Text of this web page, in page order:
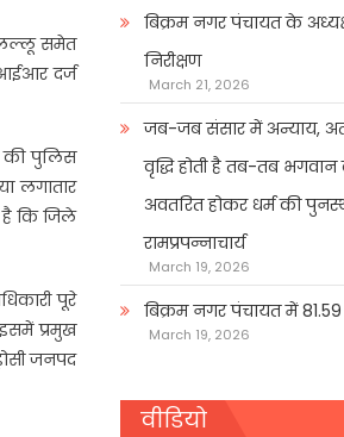
लल्लू समेत
दर्ज
की पुलिस
लगातार
है कि जिले
पूरे
प्रमुख
जनपद
बिक्रम नगर पंचायत के
निरीक्षण
March 21, 2026
जब-जब संसार में अन्याय,
वृद्धि होती है तब-तब
अवतरित होकर धर्म की
रामप्रपन्नाचार्य
March 19, 2026
बिक्रम नगर पंचायत में
March 19, 2026
वीडियो